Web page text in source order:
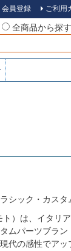
会員登録 ご利用
全商品から探す
シック・カスタ
）は、イタリ
ムパーツブラ
代の感性でア